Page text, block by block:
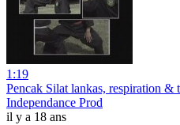
1:19
Pencak Silat lankas, respiration &
Independance Prod
il y a 18 ans